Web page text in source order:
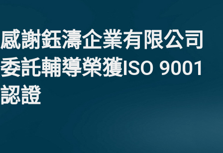
感謝鈺濤企業有限公司
委託輔導榮獲ISO 9001
認證